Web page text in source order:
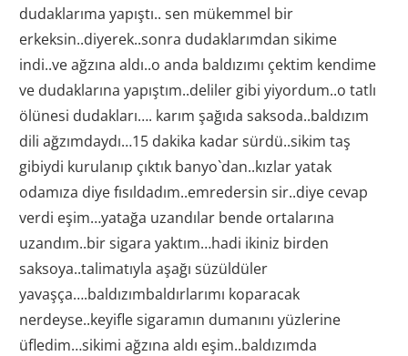
dudaklarıma yapıştı.. sen mükemmel bir
erkeksin..diyerek..sonra dudaklarımdan sikime
indi..ve ağzına aldı..o anda baldızımı çektim kendime
ve dudaklarına yapıştım..deliler gibi yiyordum..o tatlı
ölünesi dudakları…. karım şağıda saksoda..baldızım
dili ağzımdaydı…15 dakika kadar sürdü..sikim taş
gibiydi kurulanıp çıktık banyo`dan..kızlar yatak
odamıza diye fısıldadım..emredersin sir..diye cevap
verdi eşim…yatağa uzandılar bende ortalarına
uzandım..bir sigara yaktım…hadi ikiniz birden
saksoya..talimatıyla aşağı süzüldüler
yavaşça….baldızımbaldırlarımı koparacak
nerdeyse..keyifle sigaramın dumanını yüzlerine
üfledim…sikimi ağzına aldı eşim..baldızımda